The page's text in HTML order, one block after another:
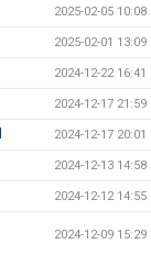
2025-02-05 10:08
2025-02-01 13:09
2024-12-22 16:41
2024-12-17 21:59
2024-12-17 20:01
2024-12-13 14:58
2024-12-12 14:55
2024-12-09 15:29